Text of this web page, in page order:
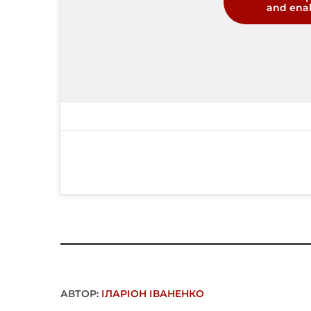
and
АВТОР: ІЛАРІОН ІВАНЕНКО